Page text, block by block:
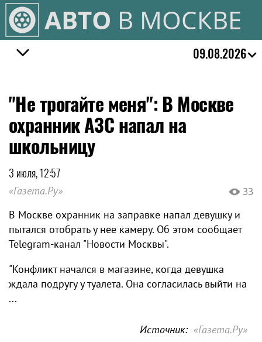
АВТО В МОСКВЕ
09.08.2026
"Не трогайте меня": В Москве
охранник АЗС напал на
школьницу
3 июля, 12:57
«Газета.Ру» 33
В Москве охранник на заправке напал девушку и
пытался отобрать у нее камеру. Об этом сообщает
Telegram-канал "Новости Москвы".
"Конфликт начался в магазине, когда девушка
ждала подругу у туалета. Она согласилась выйти на
...
Источник: «Газета.Ру»